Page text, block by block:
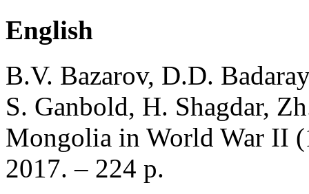
English
B.V. Bazarov, D.D.
S. Ganbold, H. Shagdar,
Mongolia in World War II
2017. – 224 p.